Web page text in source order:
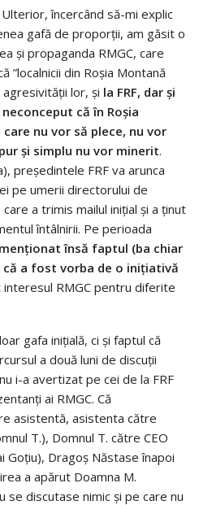
încercând să-mi explic
gafă de proporții, am găsit o
și propaganda RMGC, care
”localnicii din Roșia Montană
lor, și la FRF, dar și
că în Roșia
nu vor să plece, nu vor
și simplu nu vor minerit.
președintele FRF va arunca
pe umerii directorului de
a trimis mailul inițial și a ținut
întâlnirii. Pe perioada
însă faptul (ba chiar
a fost vorba de o inițiativă
interesul RMGC pentru diferite
gafa inițială, ci și faptul că
a două luni de discuții
i-a avertizat pe cei de la FRF
ai RMGC. Că
asistentă, asistenta către
T.), Domnul T. către CEO
Goțiu), Dragoș Năstase înapoi
a apărut Doamna M.
se discutase nimic și pe care nu